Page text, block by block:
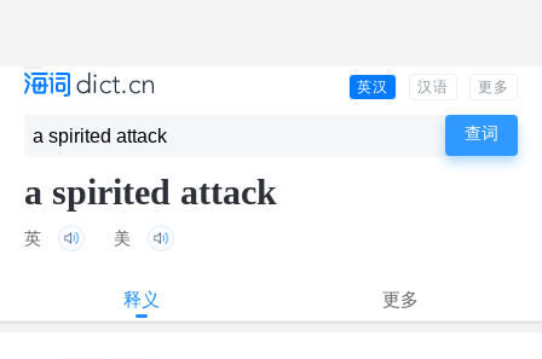
英汉 汉语 更多
a spirited attack
英 美
释义 更多